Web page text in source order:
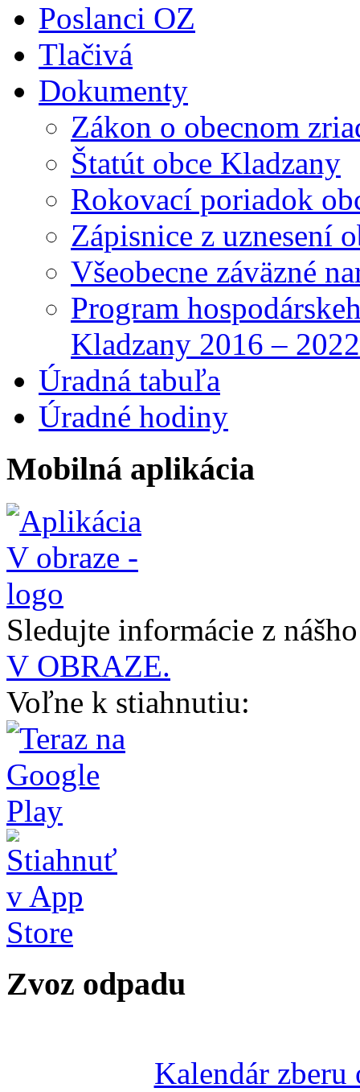
Poslanci OZ
Tlačivá
Dokumenty
Zákon o obecnom
Štatút obce Kladzany
Rokovací poriadok
Zápisnice z uznesení
Všeobecne záväzné
Program
Kladzany 2016 – 2022
Úradná tabuľa
Úradné hodiny
Mobilná aplikácia
Sledujte informácie z
V OBRAZE.
Voľne k stiahnutiu:
Zvoz odpadu
Kalendár zberu